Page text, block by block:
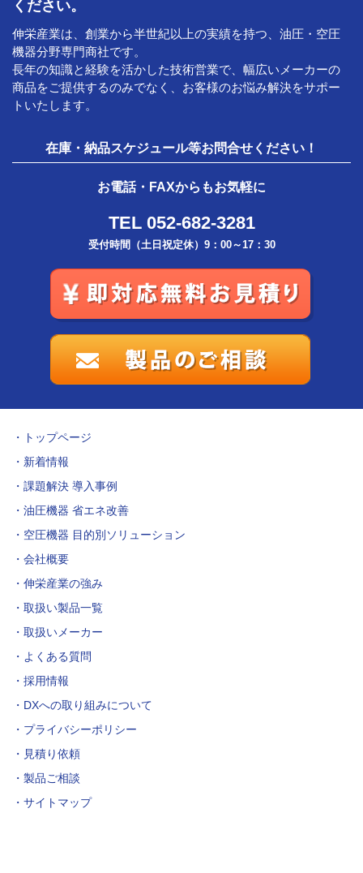
ください。
伸栄産業は、創業から半世紀以上の実績を持つ、油圧・空圧
機器分野専門商社です。
長年の知識と経験を活かした技術営業で、幅広いメーカーの
商品をご提供するのみでなく、お客様のお悩み解決をサポー
トいたします。
在庫・納品スケジュール等お問合せください！
お電話・FAXからもお気軽に
TEL 052-682-3281
受付時間（土日祝定休）9：00～17：30
トップページ
新着情報
課題解決 導入事例
油圧機器 省エネ改善
空圧機器 目的別ソリューション
会社概要
伸栄産業の強み
取扱い製品一覧
取扱いメーカー
よくある質問
採用情報
DXへの取り組みについて
プライバシーポリシー
見積り依頼
製品ご相談
サイトマップ